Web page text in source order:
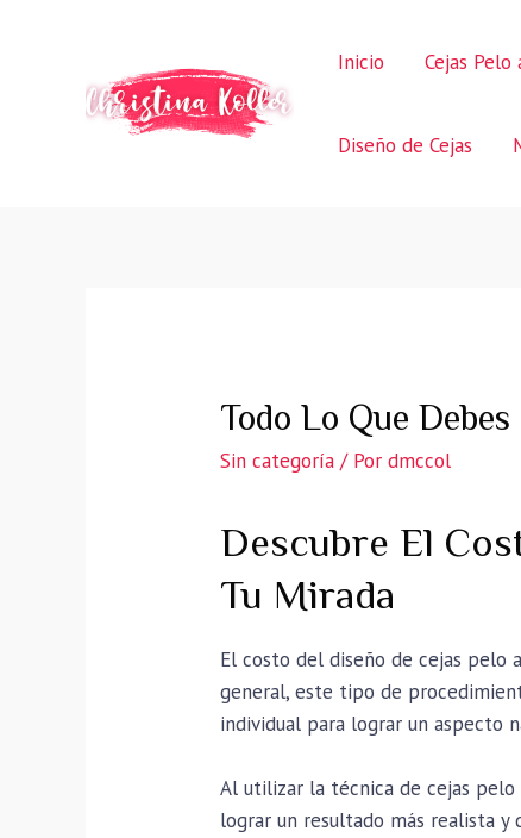
Inicio Cejas Pelo
Diseño de Cejas
Todo Lo Que
Sin categoría / Pordmccol
Descubre El
Tu Mirada
El costo del diseño de cejas pelo
general, este tipo de
individual para lograr un aspecto
Al utilizar la técnica de cejas
lograr un resultado más realista y